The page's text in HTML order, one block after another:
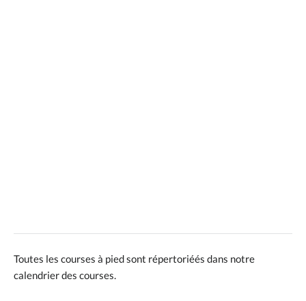
Toutes les courses à pied sont répertoriéés dans notre
calendrier des courses.